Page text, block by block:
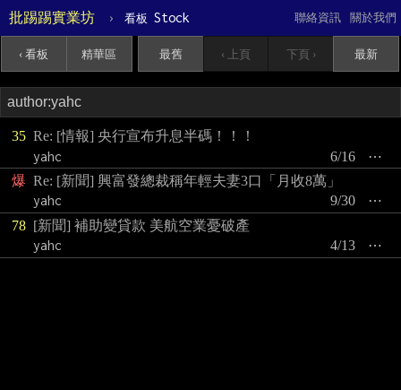
批踢踢實業坊 › 看板 Stock 關於我們
聯絡資訊
‹ 看板 精華區 最舊 ‹ 上頁 下頁 › 最新
35 Re: [情報] 央行宣布升息半碼！！！
yahc
⋯
6/16
爆 Re: [新聞] 興富發總裁稱年輕夫妻3口「月收8萬」
yahc
⋯
9/30
78 [新聞] 補助變貸款 美航空業憂破產
yahc
⋯
4/13